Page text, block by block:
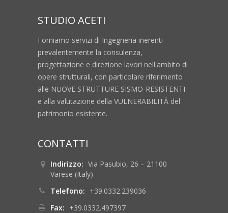
STUDIO ACETI
Forniamo servizi di Ingegneria inerenti
prevalentemente la consulenza,
progettazione e direzione lavori nell'ambito di
opere strutturali, con particolare riferimento
alle NUOVE STRUTTURE SISMO-RESISTENTI
e alla valutazione della VULNERABILITÀ del
patrimonio esistente.
CONTATTI
Indirizzo: Via Pasubio, 26 – 21100
Varese (Italy)
Telefono: +39.0332.239036
Fax: +39.0332.497397